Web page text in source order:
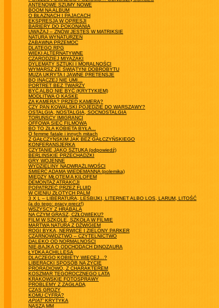
ANTENOWE SZUMY NOWE
BOOM NA ALBUM
O BŁAZNACH I PAJACACH
EKSPRESJA W OPRESJI
BARIERY DO POKONANIA
UWAŻAJ – ZNÓW JESTEŚ W MATRIKSIE
NATURA WYNATURZEŃ
ZABAWNA PRZEMOC
DLATEGO RPG
WIEKI ALTERNATYWNE
CZARODZIEJ MIYAZAKI
DYLEMATY SZTUKI I MORALNOŚCI
WYMARSZ ZE ŚWIĄTYNI DOBROBYTU
MUZA UKRYTA I JAWNE PRETENSJE
BO INACZEJ NIE UMI…
PORTRET BEZ TWARZY
BYĆ ALBO NIE BYĆ (KRYTYKIEM)
MODLITWA O KASKE
ZA KAMERĄ? PRZED KAMERĄ?
CZY PAN KOWALSKI POJEDZIE DO WARSZAWY?
OSTALGIA, NOSTALGIA, SOCNOSTALGIA
TORUŃSCY IMIGRANCI
OFFOWA SIEĆ FILMOWA
BO TO ZŁA KOBIETA BYŁA...
O femme fatale i innych mitach
Z GAŁCZYŃSKIM JAK BEZ GAŁCZYŃSKIEGO
KONFERANSJERKA
CZYTANIE JAKO SZTUKA (odpowiedź)
BERLIŃSKIE PRZECHADZKI
GRY WOJENNE
WYDZIELINY NADWRAŻLIWOŚCI
ŚMIERĆ ADAMA WIEDEMANNA (polemika)
MIĘDZY MŁOTEM A KILOFEM
DEMONTAŻ ATRAKCJI
POPATRZEĆ PRZEZ FLUID
W CIENIU ZŁOTYCH PALM
3 X L – LIBERATURA, LESBIJKI, LITERNET ALBO LOS, LARUM, LITOŚĆ
(a do tego: pracy precz!)
WSZYSCY Z HRABALA
NA CZYM GRASZ, CZŁOWIEKU?
FILM W SZKOLE, SZKOŁA W FILMIE
MARTWA NATURA Z DŹWIGIEM
ROGI BYKA, NERWICE I ZIELONY PARKER
CZARNOWIDZTWO – CZYTELNICTWO
DALEKO OD NORMALNOŚCI
NIE-BAJKA O ODCHODACH DINOZAURA
ŁYDKA ACHILLESA
DLACZEGO KOBIETY WIĘCEJ…?
LIBERACKI SPOSÓB NA ŻYCIE
PRORADIOWO, Z CHARAKTEREM
KOSZMAR TEGOROCZNEGO LATA
KRAKOWSKIE FOTOSPRAWY
PROBLEMY Z ZAGŁADĄ
CZAS GROZY
KOMU CYFRA?
APIAT’KRYTYKA
NASZA MM